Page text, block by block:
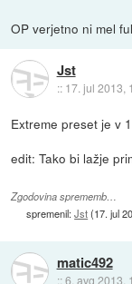
OP verjetno ni mel
Jst
:: 17. jul 2013,
Extreme preset je v
edit: Tako bi lažje
Zgodovina sprememb…
spremenil:Jst(17. jul
matic492
::6. avg 2013,